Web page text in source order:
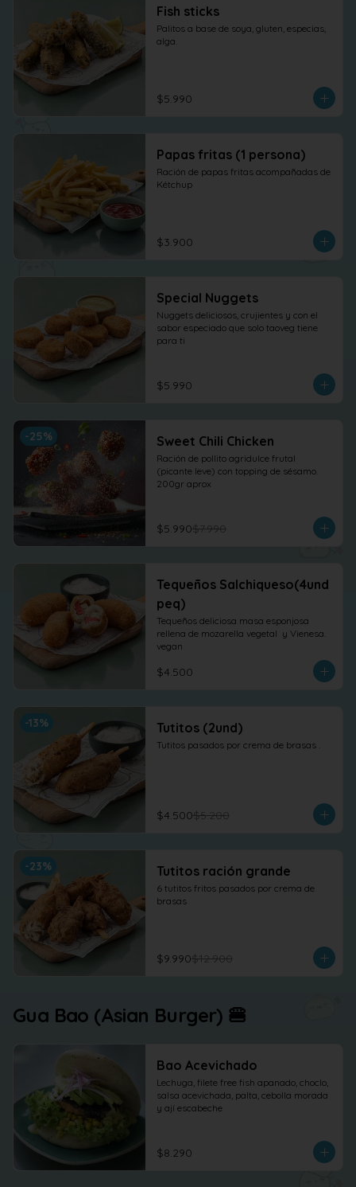
Fish sticks
Palitos a base de soya, gluten, especias,
alga.
$5.990
Papas fritas (1 persona)
Ración de papas fritas acompañadas de
Kétchup
$3.900
Special Nuggets
Nuggets deliciosos, crujientes y con el
sabor especiado que solo taoveg tiene
para ti
$5.990
-25% Sweet Chili Chicken
Ración de pollito agridulce frutal
(picante leve) con topping de sésamo.
200gr aprox
$5.990$7.990
Tequeños Salchiqueso(4und
peq)
Tequeños deliciosa masa esponjosa
rellena de mozarella vegetal  y Vienesa.
vegan
$4.500
-13% Tutitos (2und)
Tutitos pasados por crema de brasas .
$4.500$5.200
-23% Tutitos ración grande
6 tutitos fritos pasados por crema de
brasas
$9.990$12.900
Gua Bao (Asian Burger) 🍔
Bao Acevichado
Lechuga, filete free fish apanado, choclo,
salsa acevichada, palta, cebolla morada
y ají escabeche
$8.290